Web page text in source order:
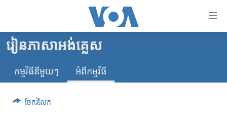
គេហទំព័រ​
ទាក់ទង
និង​
កម្ពុជា
អន្តរជាតិ
រៀន​ភាសា​អង់គ្លេស
កម្មវិធី​នីមួយៗ អំពី​កម្មវិធី​
ចែករំលែក